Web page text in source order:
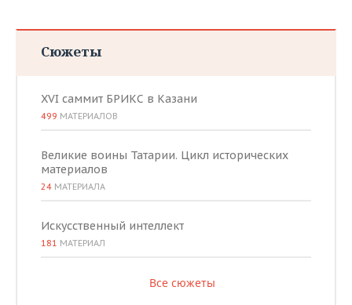
Сюжеты
XVI саммит БРИКС в Казани
499 МАТЕРИАЛОВ
Великие воины Татарии. Цикл исторических
материалов
24 МАТЕРИАЛА
Искусственный интеллект
181 МАТЕРИАЛ
Все сюжеты